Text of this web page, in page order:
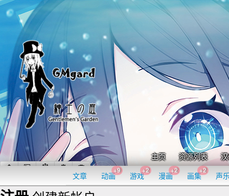
主页 资源列表
文章 动画
+9
游戏
+2
漫画
+2
画集
+2
声